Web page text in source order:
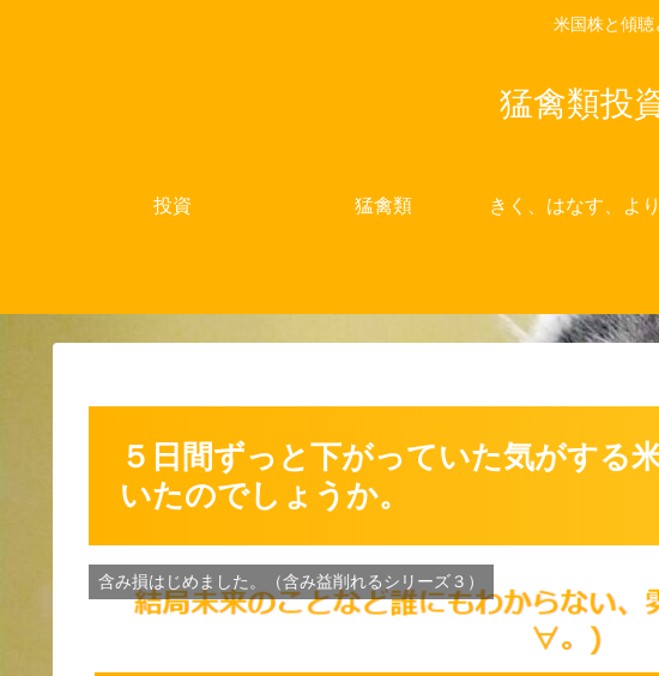
米国株と傾聴
猛禽類投
投資 猛禽類 きく、はなす、よ
５日間ずっと下がっていた気がする
いたのでしょうか。
含み損はじめました。（含み益削れるシリーズ３）